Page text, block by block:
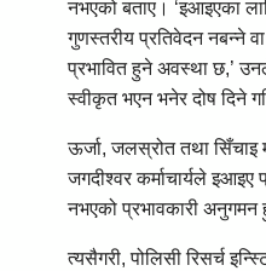
नभएको बताए। ‘इआइएका
गुणस्तरीय प्रतिवेदन नबन्ने
प्रभावित हुने अवस्था छ,’
स्वीकृत भएन भनेर दोष दिने
ऊर्जा, जलस्रोत तथा सिँचाइ
जगदीश्वर कर्माचार्यले
नभएको प्रभावकारी
त्यसैगरी, पोलिसी रिसर्च